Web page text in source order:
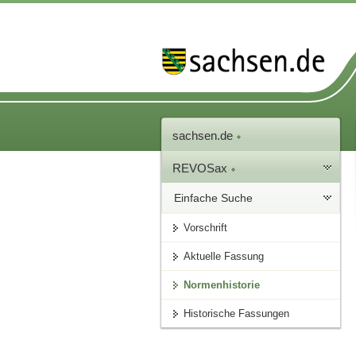
sachsen.de
REVOSax
Einfache Suche
Vorschrift
Aktuelle Fassung
Normenhistorie
Historische Fassungen